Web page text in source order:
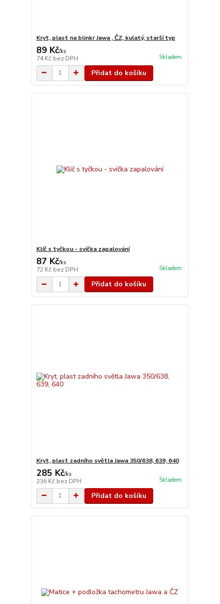
Kryt, plast na blinkr Jawa , ČZ, kulatý, starší typ
89 Kč/ks
74 Kč bez DPH Skladem
Přidat do košíku
Klíč s tyčkou - svíčka zapalování
87 Kč/ks
72 Kč bez DPH Skladem
Přidat do košíku
Kryt, plast zadního světla Jawa 350/638, 639, 640
285 Kč/ks
236 Kč bez DPH Skladem
Přidat do košíku